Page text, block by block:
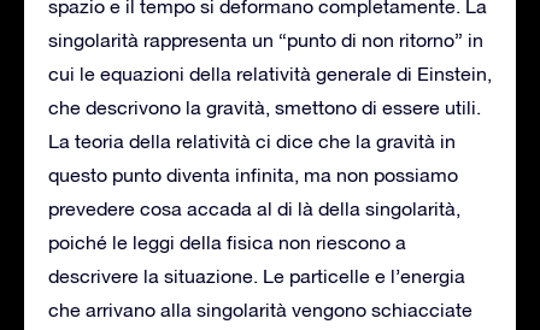
spazio e il tempo si deformano completamente. La
singolarità rappresenta un “punto di non ritorno” in
cui le equazioni della relatività generale di Einstein,
che descrivono la gravità, smettono di essere utili.
La teoria della relatività ci dice che la gravità in
questo punto diventa infinita, ma non possiamo
prevedere cosa accada al di là della singolarità,
poiché le leggi della fisica non riescono a
descrivere la situazione. Le particelle e l’energia
che arrivano alla singolarità vengono schiacciate